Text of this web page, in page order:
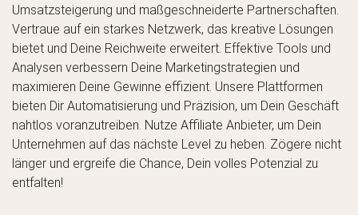
Umsatzsteigerung und maßgeschneiderte Partnerschaften.
Vertraue auf ein starkes Netzwerk, das kreative Lösungen
bietet und Deine Reichweite erweitert. Effektive Tools und
Analysen verbessern Deine Marketingstrategien und
maximieren Deine Gewinne effizient. Unsere Plattformen
bieten Dir Automatisierung und Präzision, um Dein Geschäft
nahtlos voranzutreiben. Nutze Affiliate Anbieter, um Dein
Unternehmen auf das nächste Level zu heben. Zögere nicht
länger und ergreife die Chance, Dein volles Potenzial zu
entfalten!